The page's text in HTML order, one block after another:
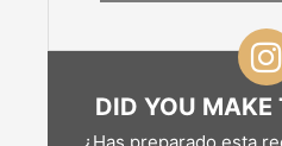
DID YOU MAKE
¿Has preparado esta